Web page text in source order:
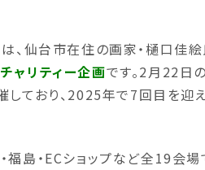
は、仙台市在住の画家・樋口
ャリティー企画です。2月22日
しており、2025年で7回目を迎え
福島・ECショップなど全19会